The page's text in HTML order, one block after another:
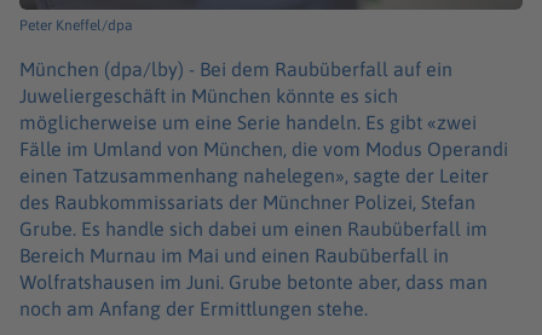
Peter Kneffel/dpa
München (dpa/lby) - Bei dem Raubüberfall auf ein
Juweliergeschäft in München könnte es sich
möglicherweise um eine Serie handeln. Es gibt «zwei
Fälle im Umland von München, die vom Modus Operandi
einen Tatzusammenhang nahelegen», sagte der Leiter
des Raubkommissariats der Münchner Polizei, Stefan
Grube. Es handle sich dabei um einen Raubüberfall im
Bereich Murnau im Mai und einen Raubüberfall in
Wolfratshausen im Juni. Grube betonte aber, dass man
noch am Anfang der Ermittlungen stehe.